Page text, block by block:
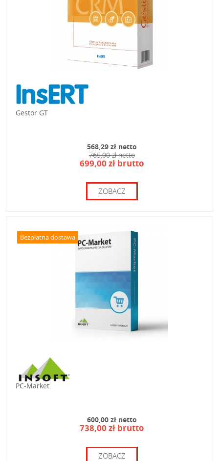
Gestor GT
568,29 zł netto
765,00 zł netto
699,00 zł brutto
ZOBACZ
Bezpłatna dostawa
PC-Market
600,00 zł netto
738,00 zł brutto
ZOBACZ